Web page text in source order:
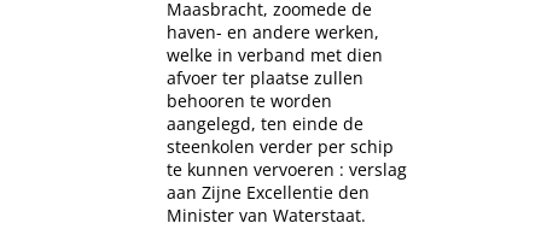
Maasbracht, zoomede de
haven- en andere werken,
welke in verband met dien
afvoer ter plaatse zullen
behooren te worden
aangelegd, ten einde de
steenkolen verder per schip
te kunnen vervoeren : verslag
aan Zijne Excellentie den
Minister van Waterstaat.